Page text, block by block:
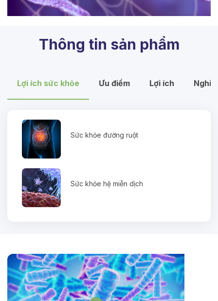
Thông tin sản phẩm
Lợi ích sức khỏe Ưu điểm Lợi ích
Sức khỏe đường ruột
Sức khỏe hệ miễn dịch